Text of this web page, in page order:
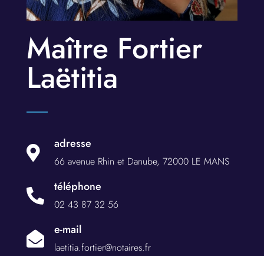
Maître Fortier
Laëtitia

adresse
66 avenue Rhin et Danube, 72000 LE MANS

téléphone
02 43 87 32 56

e-mail
laetitia.fortier@notaires.fr